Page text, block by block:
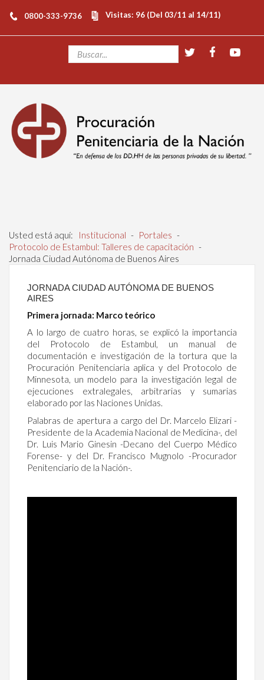
0800-333-9736 Visitas: 96 (Del 03/11 al 14/11)
Usted está aquí: Institucional - Portales -
Protocolo de Estambul: Talleres de capacitación -
Jornada Ciudad Autónoma de Buenos Aires
JORNADA CIUDAD AUTÓNOMA DE BUENOS
AIRES
Primera jornada: Marco teórico
A lo largo de cuatro horas, se explicó la importancia
del Protocolo de Estambul, un manual de
documentación e investigación de la tortura que la
Procuración Penitenciaria aplica y del Protocolo de
Minnesota, un modelo para la investigación legal de
ejecuciones extralegales, arbitrarias y sumarias
elaborado por las Naciones Unidas.
Palabras de apertura a cargo del Dr. Marcelo Elizari -
Presidente de la Academia Nacional de Medicina-, del
Dr. Luis Mario Ginesin -Decano del Cuerpo Médico
Forense- y del Dr. Francisco Mugnolo -Procurador
Penitenciario de la Nación-.